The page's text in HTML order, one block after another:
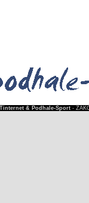
& Podhale-Sport-